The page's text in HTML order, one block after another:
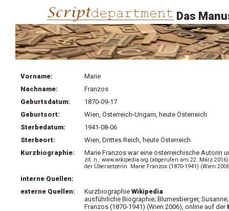
Das
Vorname:
Marie
Nachname:
Franzos
Geburtsdatum:
1870-09-17
Geburtsort:
Wien, Österreich-Ungarn, heute Österreich
Sterbedatum:
1941-08-06
Sterbeort:
Wien, Drittes Reich, heute Österreich
Kurzbiographie:
Marie Franzos war eine österreichische Autorin
zit. n.: www.wikipedia.org (abgerufen am 22. März
der Übersetzerin Marie Franzos (1870-1941) (Wien
interne Quellen:
externe Quellen:
Kurzbiographie Wikipedia
ausführliche Biographie; Blumesberger,
Franzos (1870-1941) (Wien 2006), online auf der